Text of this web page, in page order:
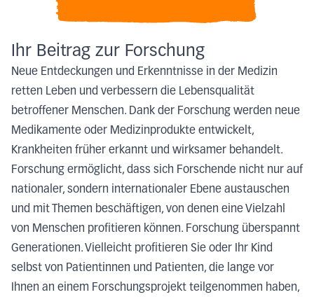
Ihr Beitrag zur Forschung
Neue Entdeckungen und Erkenntnisse in der Medizin
retten Leben und verbessern die Lebensqualität
betroffener Menschen. Dank der Forschung werden neue
Medikamente oder Medizinprodukte entwickelt,
Krankheiten früher erkannt und wirksamer behandelt.
Forschung ermöglicht, dass sich Forschende nicht nur auf
nationaler, sondern internationaler Ebene austauschen
und mit Themen beschäftigen, von denen eine Vielzahl
von Menschen profitieren können. Forschung überspannt
Generationen. Vielleicht profitieren Sie oder Ihr Kind
selbst von Patientinnen und Patienten, die lange vor
Ihnen an einem Forschungsprojekt teilgenommen haben,